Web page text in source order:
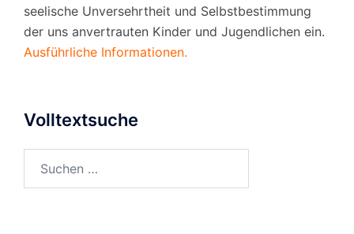
seelische Unversehrtheit und Selbstbestimmung
der uns anvertrauten Kinder und Jugendlichen ein.
Ausführliche Informationen.
Volltextsuche